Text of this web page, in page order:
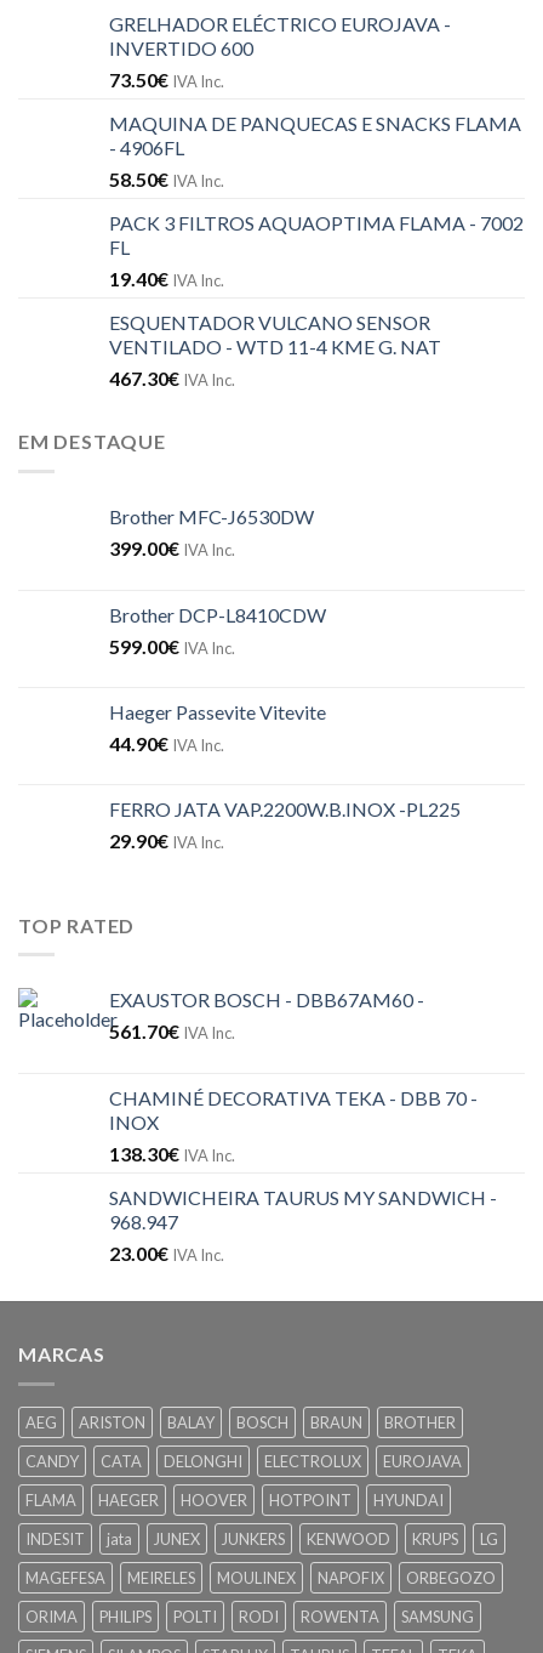
GRELHADOR ELÉCTRICO EUROJAVA -
INVERTIDO 600
73.50€ IVA Inc.
MAQUINA DE PANQUECAS E SNACKS FLAMA
- 4906FL
58.50€ IVA Inc.
PACK 3 FILTROS AQUAOPTIMA FLAMA - 7002
FL
19.40€ IVA Inc.
ESQUENTADOR VULCANO SENSOR
VENTILADO - WTD 11-4 KME G. NAT
467.30€ IVA Inc.
EM DESTAQUE
Brother MFC-J6530DW
399.00€ IVA Inc.
Brother DCP-L8410CDW
599.00€ IVA Inc.
Haeger Passevite Vitevite
44.90€ IVA Inc.
FERRO JATA VAP.2200W.B.INOX -PL225
29.90€ IVA Inc.
TOP RATED
EXAUSTOR BOSCH - DBB67AM60 -
561.70€ IVA Inc.
CHAMINÉ DECORATIVA TEKA - DBB 70 -
INOX
138.30€ IVA Inc.
SANDWICHEIRA TAURUS MY SANDWICH -
968.947
23.00€ IVA Inc.
MARCAS
AEG ARISTON BALAY BOSCH BRAUN
BROTHER
CANDY
CATA DELONGHI ELECTROLUX
EUROJAVA
FLAMA
HAEGER HOOVER HOTPOINT
HYUNDAI
INDESIT
jata JUNEX JUNKERS KENWOOD KRUPS
LG
MAGEFESA
MEIRELES MOULINEX NAPOFIX
ORBEGOZO
ORIMA
PHILIPS POLTI RODI ROWENTA
SAMSUNG